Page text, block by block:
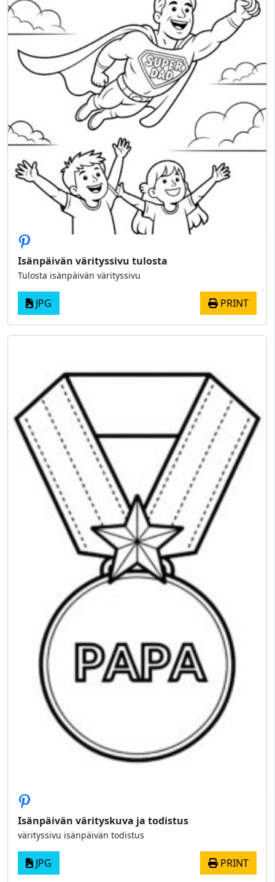
Isänpäivän värityssivu tulosta
Tulosta isänpäivän värityssivu
JPG PRINT
Isänpäivän värityskuva ja todistus
värityssivu isänpäivän todistus
JPG PRINT